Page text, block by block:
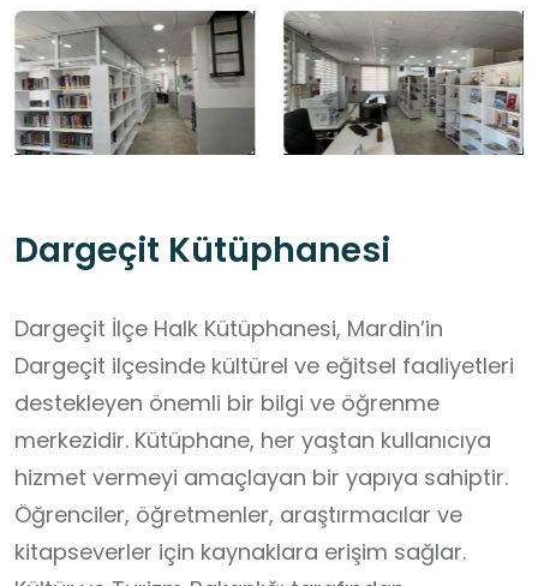
Dargeçit Kütüphanesi
Dargeçit İlçe Halk Kütüphanesi, Mardin’in
Dargeçit ilçesinde kültürel ve eğitsel faaliyetleri
destekleyen önemli bir bilgi ve öğrenme
merkezidir. Kütüphane, her yaştan kullanıcıya
hizmet vermeyi amaçlayan bir yapıya sahiptir.
Öğrenciler, öğretmenler, araştırmacılar ve
kitapseverler için kaynaklara erişim sağlar.